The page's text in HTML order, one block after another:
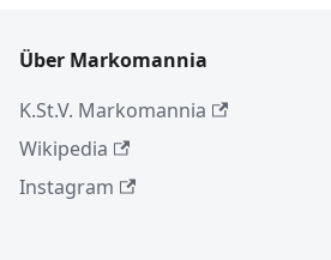
Über Markomannia
K.St.V. Markomannia
Wikipedia
Instagram